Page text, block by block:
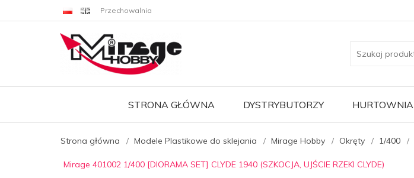
Przechowalnia
STRONA GŁÓWNA DYSTRYBUTORZY HURTOWNIA
Strona główna Modele Plastikowe do sklejania Mirage Hobby Okręty 1/400
Mirage 401002 1/400 [DIORAMA SET] CLYDE 1940 (SZKOCJA, UJŚCIE RZEKI CLYDE)